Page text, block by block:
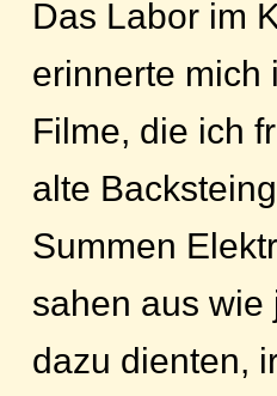
Das Labor im
erinnerte mich
Filme, die ich
alte
Summen
sahen aus wie
dazu dienten,